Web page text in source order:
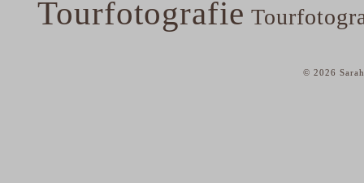
Tourfotografie
© 2026